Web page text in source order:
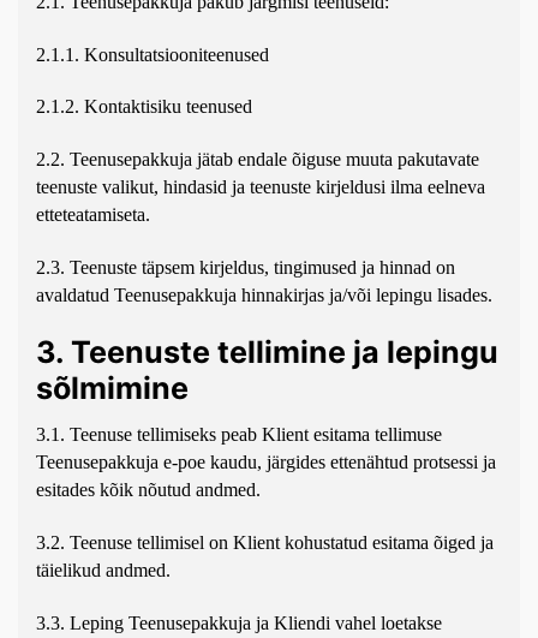
2.1.1. Konsultatsiooniteenused
2.1.2. Kontaktisiku teenused
2.2. Teenusepakkuja jätab endale õiguse muuta pakutavate
teenuste valikut, hindasid ja teenuste kirjeldusi ilma eelneva
etteteatamiseta.
2.3. Teenuste täpsem kirjeldus, tingimused ja hinnad on
avaldatud Teenusepakkuja hinnakirjas ja/või lepingu lisades.
3. Teenuste tellimine ja lepingu
sõlmimine
3.1. Teenuse tellimiseks peab Klient esitama tellimuse
Teenusepakkuja e-poe kaudu, järgides ettenähtud protsessi ja
esitades kõik nõutud andmed.
3.2. Teenuse tellimisel on Klient kohustatud esitama õiged ja
täielikud andmed.
3.3. Leping Teenusepakkuja ja Kliendi vahel loetakse